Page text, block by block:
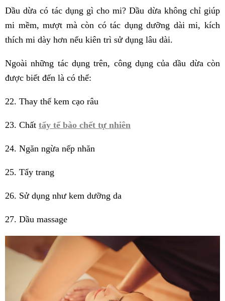
Dầu dừa có tác dụng gì cho mi? Dầu dừa không chỉ giúp
mi mềm, mượt mà còn có tác dụng dưỡng dài mi, kích
thích mi dày hơn nếu kiên trì sử dụng lâu dài.
Ngoài những tác dụng trên, công dụng của dầu dừa còn
được biết đến là có thể:
22. Thay thế kem cạo râu
23. Chất tẩy tế bào chết tự nhiên
24. Ngăn ngừa nếp nhăn
25. Tẩy trang
26. Sử dụng như kem dưỡng da
27. Dầu massage